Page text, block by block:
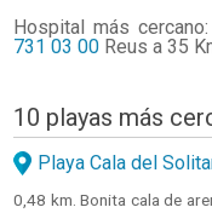
Hospital más
731 03 00 Reus a 35
10 playas más
Playa Cala del
0,48 km. Bonita cala de